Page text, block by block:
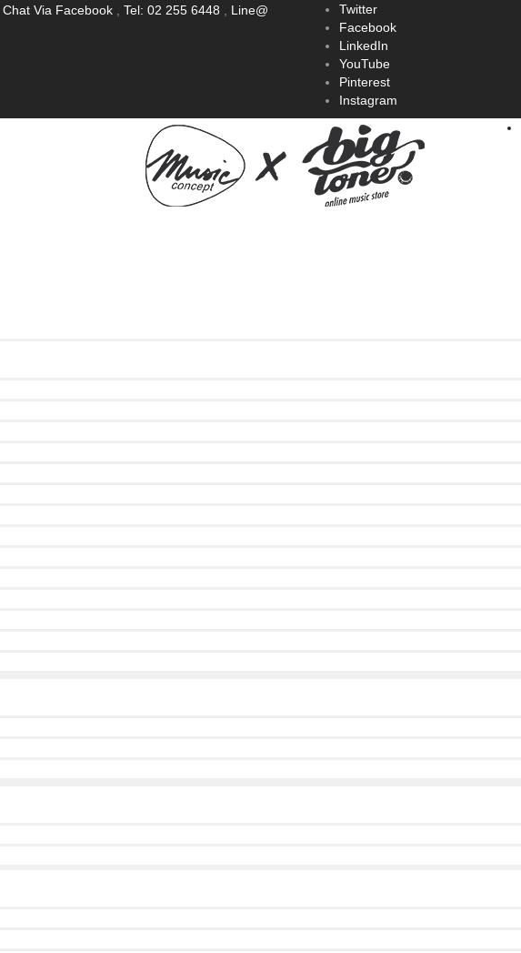
Chat Via Facebook Tel: 02 255 6448 Line@
Twitter
Facebook
LinkedIn
YouTube
Pinterest
Instagram